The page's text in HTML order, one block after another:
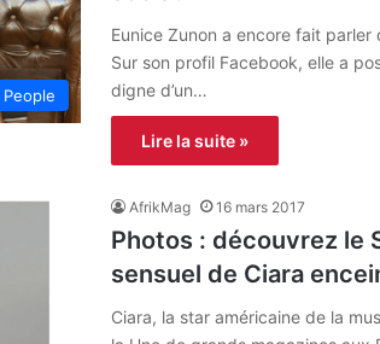
People
Eunice Zunon a encore fait parler
Sur son profil Facebook, elle a
digne d’un…
Lire la suite »
AfrikMag 16 mars 2017
Photos : découvrez le
sensuel de Ciara
Ciara, la star américaine de la